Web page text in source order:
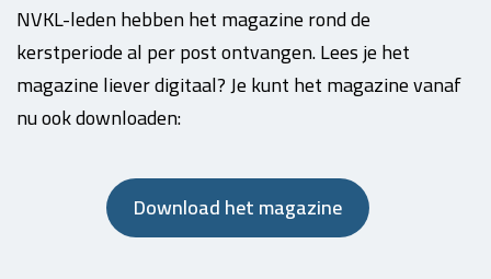
NVKL-leden hebben het magazine rond de
kerstperiode al per post ontvangen. Lees je het
magazine liever digitaal? Je kunt het magazine vanaf
nu ook downloaden:
Download het magazine